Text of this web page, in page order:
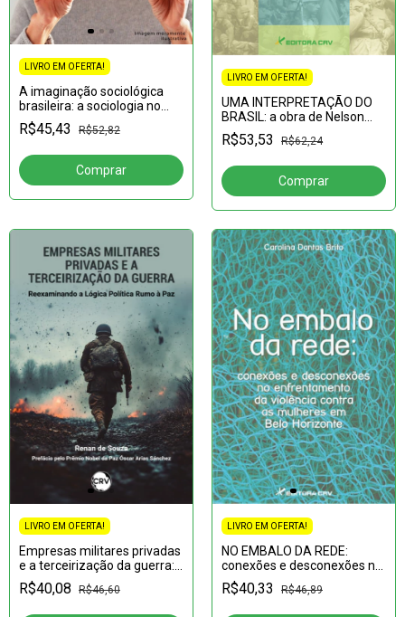
LIVRO EM OFERTA!
A imaginação sociológica
brasileira: a sociologia no
Brasil e sua vocação pública
R$45,43 R$52,82
LIVRO EM OFERTA!
UMA INTERPRETAÇÃO DO
BRASIL: a obra de Nelson
Werneck Sodré
R$53,53 R$62,24
LIVRO EM OFERTA!
Empresas militares privadas
e a terceirização da guerra:
Reexaminando a lógica
política rumo à paz
R$40,08 R$46,60
LIVRO EM OFERTA!
NO EMBALO DA REDE:
conexões e desconexões no
enfrentamento da violência
contra as mulheres em Belo
R$40,33 R$46,89